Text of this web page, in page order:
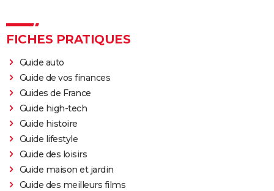
FICHES PRATIQUES
Guide auto
Guide de vos finances
Guides de France
Guide high-tech
Guide histoire
Guide lifestyle
Guide des loisirs
Guide maison et jardin
Guide des meilleurs films